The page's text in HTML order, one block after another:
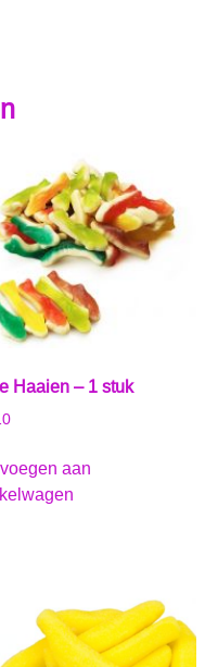
Haaien – 1 stuk
aan